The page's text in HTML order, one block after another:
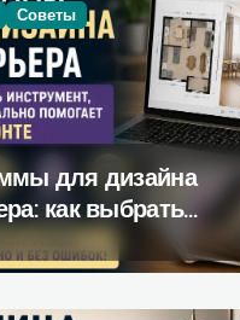
Советы
для дизайна
как выбрать
который
поможет при